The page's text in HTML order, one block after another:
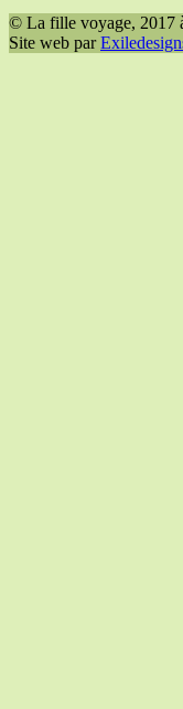
© La fille voyage, 2017
Site web par